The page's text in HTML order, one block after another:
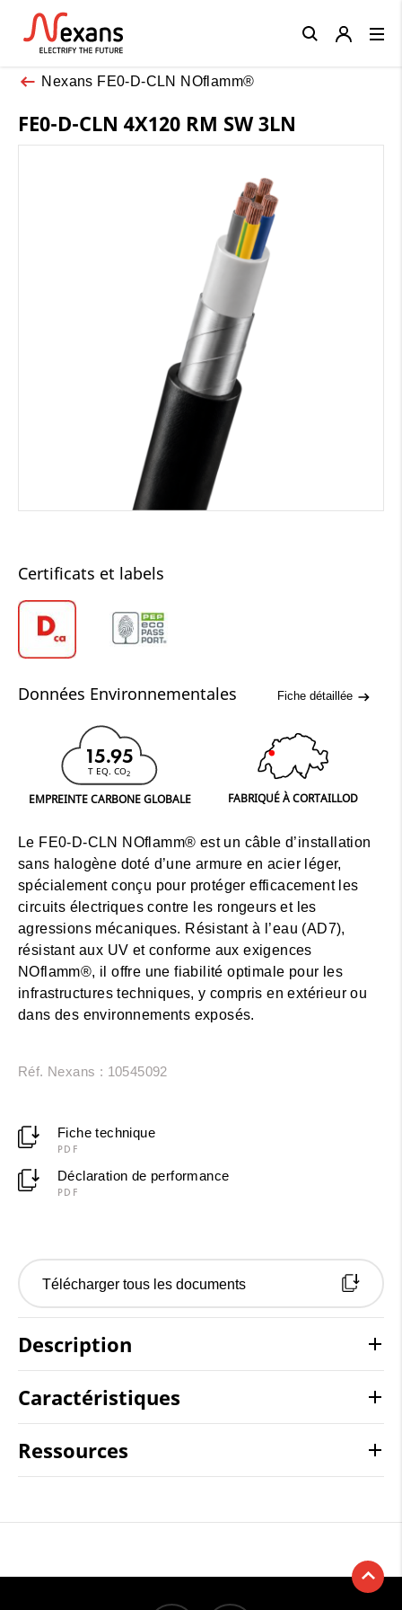
Nexans FE0-D-CLN NOflamm®
FE0-D-CLN 4X120 RM SW 3LN
Certificats et labels
Données Environnementales Fiche détaillée
15.95
T EQ. CO2
EMPREINTE CARBONE GLOBALE FABRIQUÉ À CORTAILLOD
Le FE0-D-CLN NOflamm® est un câble d’installation
sans halogène doté d’une armure en acier léger,
spécialement conçu pour protéger efficacement les
circuits électriques contre les rongeurs et les
agressions mécaniques. Résistant à l’eau (AD7),
résistant aux UV et conforme aux exigences
NOflamm®, il offre une fiabilité optimale pour les
infrastructures techniques, y compris en extérieur ou
dans des environnements exposés.
Réf. Nexans : 10545092
Fiche technique
PDF
Déclaration de performance
PDF
Télécharger tous les documents
Description
Caractéristiques
Ressources
Close